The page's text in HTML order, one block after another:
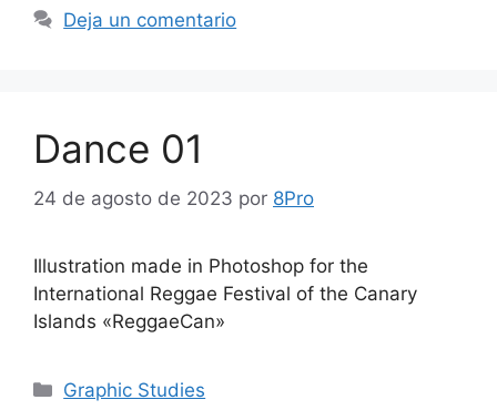
Deja un comentario
Dance 01
24 de agosto de 2023 por 8Pro
Illustration made in Photoshop for the
International Reggae Festival of the Canary
Islands «ReggaeCan»
Graphic Studies